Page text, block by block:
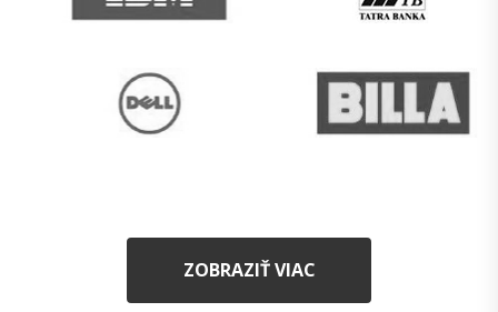
ZOBRAZIŤ VIAC